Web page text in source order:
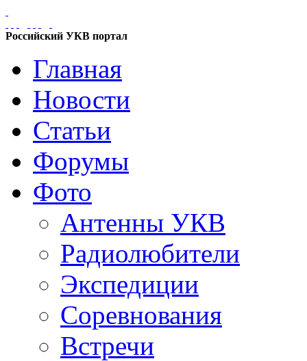
Российский УКВ портал
Главная
Новости
Статьи
Форумы
Фото
Антенны УКВ
Радиолюбители
Экспедиции
Соревнования
Встречи